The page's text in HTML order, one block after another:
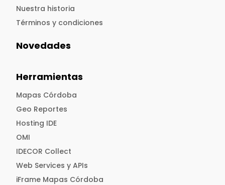
Nuestra historia
Términos y condiciones
Novedades
Herramientas
Mapas Córdoba
Geo Reportes
Hosting IDE
OMI
IDECOR Collect
Web Services y APIs
iFrame Mapas Córdoba